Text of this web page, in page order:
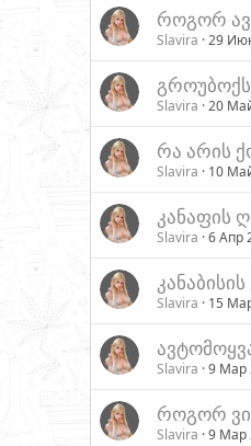
როგორ
Slavira 29
Slavira 20
რა არის
Slavira 10
კანაფის
Slavira 6 Апр
Slavira 15
Slavira 9 Мар
როგორ
Slavira 9 Мар